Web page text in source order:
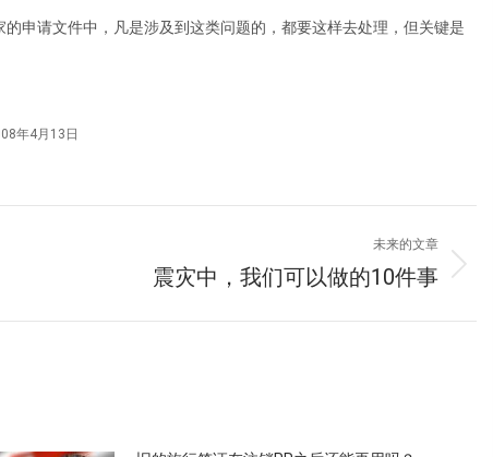
申请文件中，凡是涉及到这类问题的，都要这样去处理，但关键是
年4月13日
未来的文章
震灾中，我们可以做的10件事